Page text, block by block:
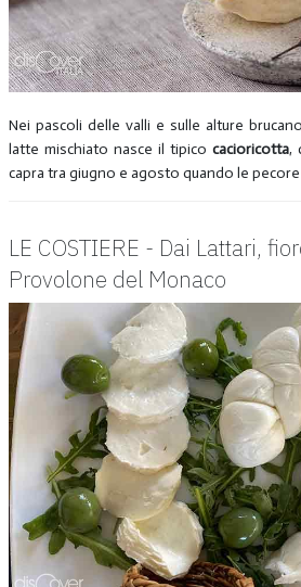
Nei pascoli delle valli e sulle alture
latte mischiato nasce il tipicocacioricotta,
capra tra giugno e agosto quando le
LE COSTIERE - Dai Lattari,
Provolone del Monaco